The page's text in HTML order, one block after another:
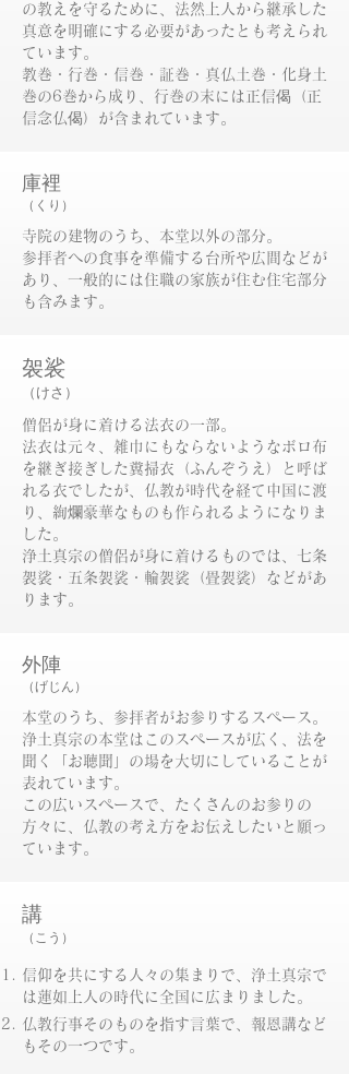
の教えを守るために、法然上人から継承した
真意を明確にする必要があったとも考えられ
ています。
教巻・行巻・信巻・証巻・真仏土巻・化身土
巻の6巻から成り、行巻の末には正信偈（正
信念仏偈）が含まれています。
庫裡
（くり）
寺院の建物のうち、本堂以外の部分。
参拝者への食事を準備する台所や広間などが
あり、一般的には住職の家族が住む住宅部分
も含みます。
袈裟
（けさ）
僧侶が身に着ける法衣の一部。
法衣は元々、雑巾にもならないようなボロ布
を継ぎ接ぎした糞掃衣（ふんぞうえ）と呼ば
れる衣でしたが、仏教が時代を経て中国に渡
り、絢爛豪華なものも作られるようになりま
した。
浄土真宗の僧侶が身に着けるものでは、七条
袈裟・五条袈裟・輪袈裟（畳袈裟）などがあ
ります。
外陣
（げじん）
本堂のうち、参拝者がお参りするスペース。
浄土真宗の本堂はこのスペースが広く、法を
聞く「お聴聞」の場を大切にしていることが
表れています。
この広いスペースで、たくさんのお参りの
方々に、仏教の考え方をお伝えしたいと願っ
ています。
講
（こう）
信仰を共にする人々の集まりで、浄土真宗で
は蓮如上人の時代に全国に広まりました。
仏教行事そのものを指す言葉で、報恩講など
もその一つです。